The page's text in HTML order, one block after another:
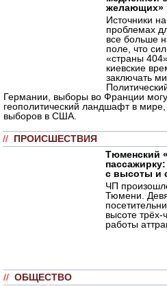
желающих»
Источники
проблемах
все больше
поле, что
«страны
киевские
заключать
Германии, выборы во Франции
геополитический ландшафт в
выборов в США.
// ПРОИСШЕСТВИЯ
Тюменский
с высоты и
ЧП
Тюмени.
высоте
работы
// ОБЩЕСТВО